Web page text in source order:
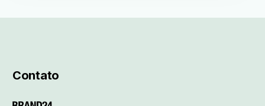
Contato